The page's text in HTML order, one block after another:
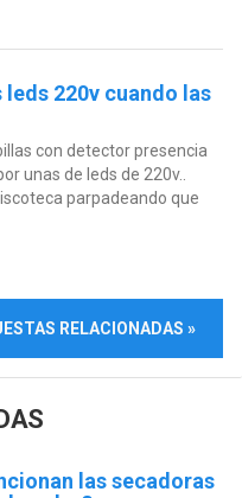
220v cuando las
con detector presencia
unas de leds de 220v..
parpadeando que
RELACIONADAS »
las secadoras